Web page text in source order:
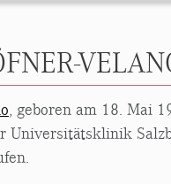
, geboren am 18. Mai
Universitätsklinik